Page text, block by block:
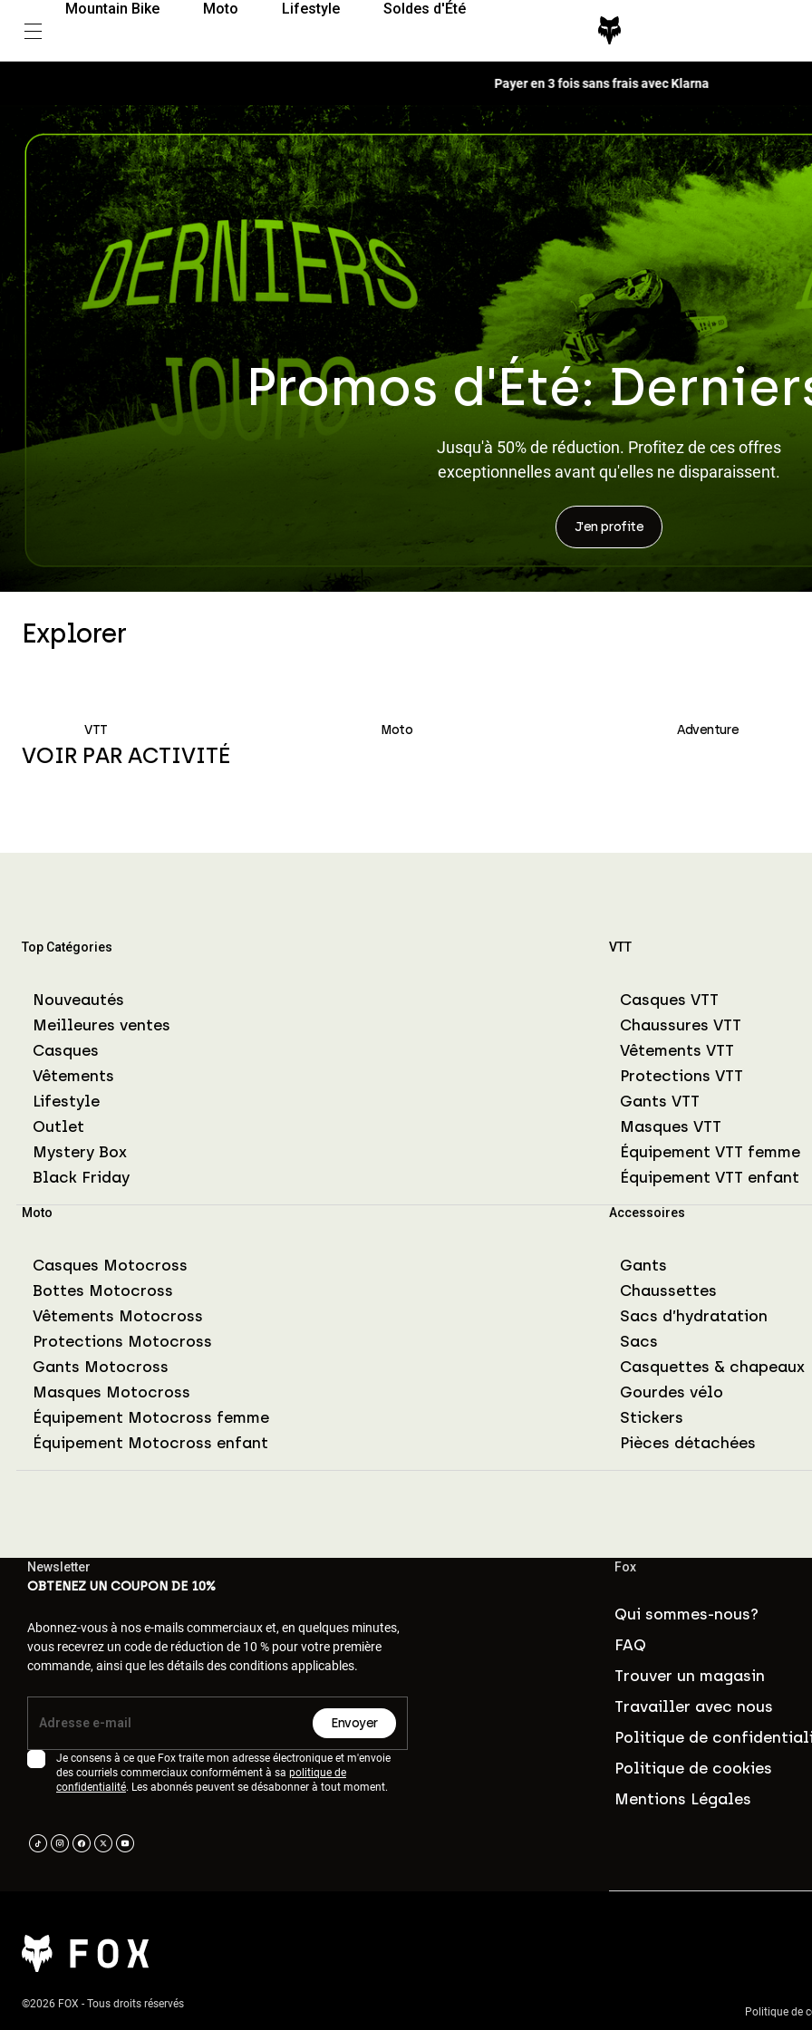
Mountain Bike Moto Lifestyle Soldes d'Été
Fox LAB Capsule Collection -Voir la collection
Promos d'Été:
Jusqu'à 50% de réduction. Profitez de ces offres
exceptionnelles avant qu'elles ne disparaissent.
J'en profite
Explorer
Casques Moto
VOIR PAR ACTIVITÉ
VTT Moto Adventure
Top Catégories
Nouveautés
Meilleures ventes
Casques
Vêtements
Lifestyle
Outlet
Mystery Box
Black Friday
VTT
Casques VTT
Chaussures VTT
Vêtements VTT
Protections VTT
Gants VTT
Masques VTT
Équipement VTT femme
Équipement VTT enfant
Moto
Casques Motocross
Bottes Motocross
Vêtements Motocross
Protections Motocross
Gants Motocross
Masques Motocross
Équipement Motocross femme
Équipement Motocross enfant
Accessoires
Gants
Chaussettes
Sacs d’hydratation
Sacs
Casquettes & chapeaux
Gourdes vélo
Stickers
Pièces détachées
Newsletter
OBTENEZ UN COUPON DE 10%
Abonnez-vous à nos e-mails commerciaux et, en quelques minutes,
vous recevrez un code de réduction de 10 % pour votre première
commande, ainsi que les détails des conditions applicables.
Envoyer
Je consens à ce que Fox traite mon adresse électronique et m'envoie
des courriels commerciaux conformément à sa politique de
confidentialité. Les abonnés peuvent se désabonner à tout moment.
Fox
Qui sommes-nous?
FAQ
Trouver un magasin
Travailler avec nous
Politique de
Politique de cookies
Mentions Légales
Politique de
©2026 FOX - Tous droits réservés